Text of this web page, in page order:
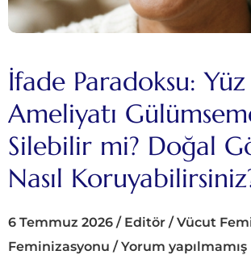
İfade Paradoksu:
Ameliyatı
Silebilir mi? Doğal
Nasıl
6 Temmuz 2026 / Editör / Vücut
Feminizasyonu / Yorum yapılmamış